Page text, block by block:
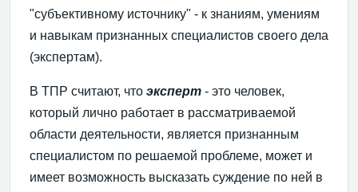
"субъективному источнику" - к знаниям, умениям
и навыкам признанных специалистов своего дела
(экспертам).
В ТПР считают, что эксперт - это человек,
который лично работает в рассматриваемой
области деятельности, является признанным
специалистом по решаемой проблеме, может и
имеет возможность высказать суждение по ней в